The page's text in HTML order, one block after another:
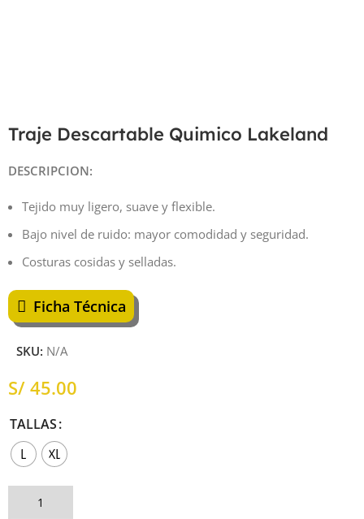
Traje Descartable Quimico Lakeland
DESCRIPCION:
Tejido muy ligero, suave y flexible.
Bajo nivel de ruido: mayor comodidad y seguridad.
Costuras cosidas y selladas.
Ficha Técnica
SKU: N/A
S/
TALLAS
L
XL